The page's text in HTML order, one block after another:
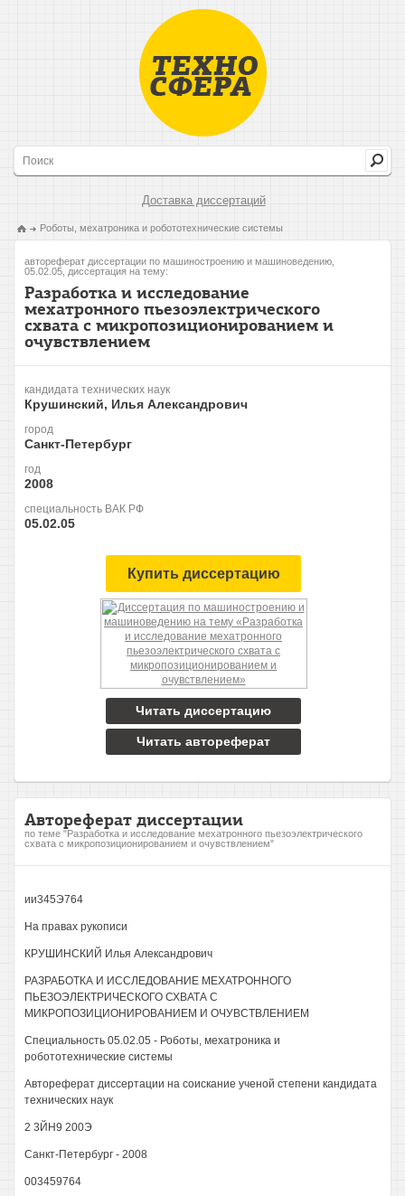
Доставка диссертаций
Роботы, мехатроника и робототехнические системы
автореферат диссертации по машиностроению и машиноведению,
05.02.05, диссертация на тему:
Разработка и исследование
мехатронного пьезоэлектрического
схвата с микропозиционированием и
очувствлением
кандидата технических наук
Крушинский, Илья Александрович
город
Санкт-Петербург
год
2008
специальность ВАК РФ
05.02.05
Купить диссертацию
Читать диссертацию
Читать автореферат
Автореферат диссертации
по теме "Разработка и исследование мехатронного пьезоэлектрического
схвата с микропозиционированием и очувствлением"
ии345Э764
На правах рукописи
КРУШИНСКИЙ Илья Александрович
РАЗРАБОТКА И ИССЛЕДОВАНИЕ МЕХАТРОННОГО
ПЬЕЗОЭЛЕКТРИЧЕСКОГО СХВАТА С
МИКРОПОЗИЦИОНИРОВАНИЕМ И ОЧУВСТВЛЕНИЕМ
Специальность 05.02.05 - Роботы, мехатроника и
робототехнические системы
Автореферат диссертации на соискание ученой степени кандидата
технических наук
2 3ЙН9 200Э
Санкт-Петербург - 2008
003459764